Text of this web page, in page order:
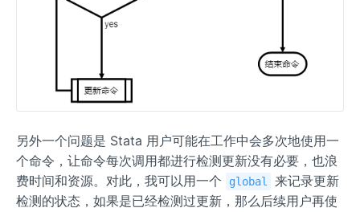
另外一个问题是 Stata 用户可能在工作中会多次地使用一
个命令，让命令每次调用都进行检测更新没有必要，也浪
费时间和资源。对此，我可以用一个
global
来记录更新
检测的状态，如果是已经检测过更新，那么后续用户再使